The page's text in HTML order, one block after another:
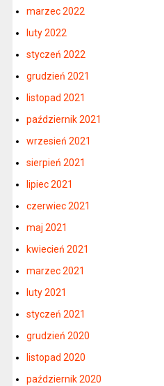
marzec 2022
luty 2022
styczeń 2022
grudzień 2021
listopad 2021
październik 2021
wrzesień 2021
sierpień 2021
lipiec 2021
czerwiec 2021
maj 2021
kwiecień 2021
marzec 2021
luty 2021
styczeń 2021
grudzień 2020
listopad 2020
październik 2020